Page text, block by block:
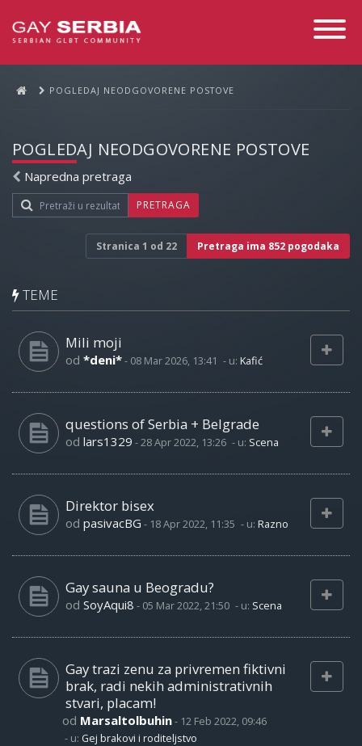
Toggle
POGLEDAJ NEODGOVORENE POSTOVE
POGLEDAJ NEODGOVORENE POSTOVE
Napredna pretraga
PRETRAGA
Stranica 1 od 22 Pretraga ima 852 pogodaka
TEME
Mili moji
od *deni*- 08 Mar 2026, 13:41 - u: Kafić
questions of Serbia + Belgrade
od lars1329 -28 Apr 2022, 13:26 - u: Scena
Direktor bisex
od pasivacBG - 18 Apr 2022, 11:35 - u: Razno
Gay sauna u Beogradu?
od SoyAqui8 - 05 Mar 2022, 21:50 - u: Scena
Gay trazi zenu za privremen fiktivni
brak, radi nekih administrativnih
stvari, placam!
od Marsaltolbuhin- 12 Feb 2022, 09:46
- u: Gej brakovi i roditeljstvo